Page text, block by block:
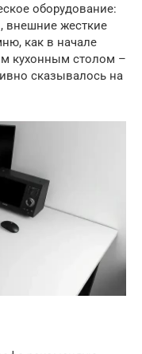
оборудование:
внешние жесткие
как в начале
кухонным столом –
сказывалось на